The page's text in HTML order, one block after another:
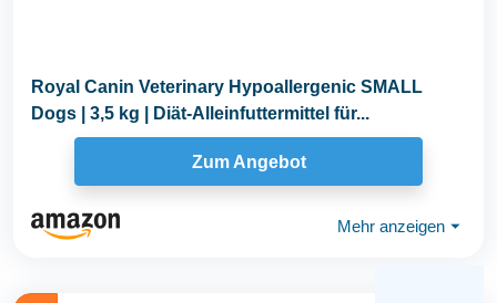
Royal Canin Veterinary Hypoallergenic SMALL
Dogs | 3,5 kg | Diät-Alleinfuttermittel für...
Zum Angebot
Mehr anzeigen ⏷